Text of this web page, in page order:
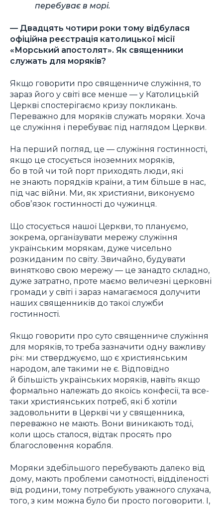
перебуває в морі.
— Двадцять чотири роки тому відбулася
офіційна реєстрація католицької місії
«Морський апостолят». Як священники
служать для моряків?
Якщо говорити про священниче служіння, то
зараз його у світі все менше — у Католицькій
Церкві спостерігаємо кризу покликань.
Переважно для моряків служать моряки. Хоча
це служіння і перебуває під наглядом Церкви.
На перший погляд, це — служіння гостинності,
якщо це стосується іноземних моряків,
бо в той чи той порт приходять люди, які
не знають порядків країни, а тим більше в нас,
під час війни. Ми, як християни, виконуємо
обовʼязок гостинності до чужинця.
Що стосується нашої Церкви, то плануємо,
зокрема, організувати мережу служіння
українським морякам, дуже чисельно
розкиданим по світу. Звичайно, будувати
винятково свою мережу — це занадто складно,
дуже затратно, проте маємо величезні церковні
громади у світі і зараз намагаємося долучити
наших священників до такої служби
гостинності.
Якщо говорити про суто священниче служіння
для моряків, то треба зазначити одну важливу
річ: ми стверджуємо, що є християнським
народом, але такими не є. Відповідно
й більшість українських моряків, навіть якщо
формально належать до якоїсь конфесії, та все-
таки християнських потреб, які б хотіли
задовольнити в Церкві чи у священника,
переважно не мають. Вони виникають тоді,
коли щось сталося, відтак просять про
благословення корабля.
Моряки здебільшого перебувають далеко від
дому, мають проблеми самотності, відділеності
від родини, тому потребують уважного слухача,
того, з ким можна було би просто поговорити. І,